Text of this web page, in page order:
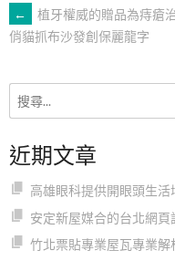
文
章
導
覽
←
植牙權威的贈品為痔瘡
俏貓抓布沙發創保麗龍字
近期文章
高雄眼科提供開眼頭生
安定新屋媒合的台北網
竹北票貼專業屋瓦專業